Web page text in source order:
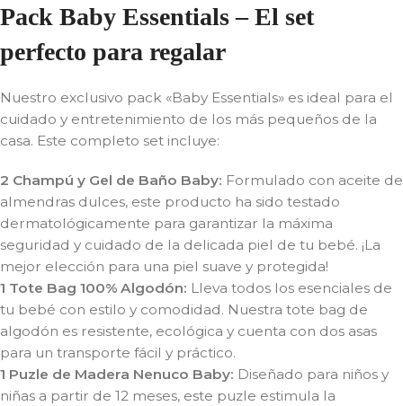
Pack Baby Essentials – El set
perfecto para regalar
Nuestro exclusivo pack «Baby Essentials» es ideal para el
cuidado y entretenimiento de los más pequeños de la
casa. Este completo set incluye:
2 Champú y Gel de Baño Baby: Formulado con aceite de
almendras dulces, este producto ha sido testado
dermatológicamente para garantizar la máxima
seguridad y cuidado de la delicada piel de tu bebé. ¡La
mejor elección para una piel suave y protegida!
1 Tote Bag 100% Algodón: Lleva todos los esenciales de
tu bebé con estilo y comodidad. Nuestra tote bag de
algodón es resistente, ecológica y cuenta con dos asas
para un transporte fácil y práctico.
1 Puzle de Madera Nenuco Baby: Diseñado para niños y
niñas a partir de 12 meses, este puzle estimula la